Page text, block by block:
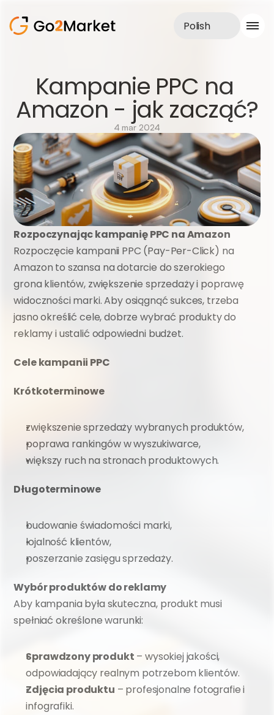
Obsługa sprzedaży
Realizacje
Case Study
Blog
O nas
Usługi
Polish
Kampanie PPC na
Amazon - jak zacząć?
4 mar 2024
Rozpoczynając kampanię PPC na Amazon
Rozpoczęcie kampanii PPC (Pay-Per-Click) na
Amazon to szansa na dotarcie do szerokiego
grona klientów, zwiększenie sprzedaży i poprawę
widoczności marki. Aby osiągnąć sukces, trzeba
jasno określić cele, dobrze wybrać produkty do
reklamy i ustalić odpowiedni budżet.
Cele kampanii PPC
Krótkoterminowe
zwiększenie sprzedaży wybranych produktów,
poprawa rankingów w wyszukiwarce,
większy ruch na stronach produktowych.
Długoterminowe
budowanie świadomości marki,
lojalność klientów,
poszerzanie zasięgu sprzedaży.
Wybór produktów do reklamy
Aby kampania była skuteczna, produkt musi
spełniać określone warunki:
Sprawdzony produkt – wysokiej jakości,
odpowiadający realnym potrzebom klientów.
Zdjęcia produktu – profesjonalne fotografie i
infografiki.